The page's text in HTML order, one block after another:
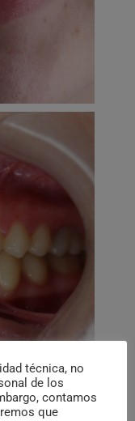
técnica, no
de los
contamos
que